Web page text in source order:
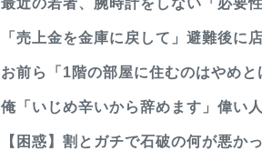
最近の若者、腕時計をしない「必要
「売上金を金庫に戻して」避難後
お前ら「1階の部屋に住むのはやめ
俺「いじめ辛いから辞めます」偉い
【困惑】割とガチで石破の何が悪か